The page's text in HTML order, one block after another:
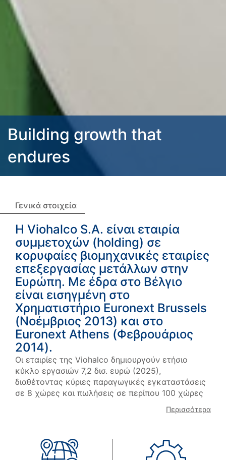
Building growth that
endures
Γενικά στοιχεία
Η Viohalco S.A. είναι εταιρία
συμμετοχών (holding) σε
κορυφαίες βιομηχανικές εταιρίες
επεξεργασίας μετάλλων στην
Ευρώπη. Με έδρα στο Βέλγιο
είναι εισηγμένη στο
Χρηματιστήριο Euronext Brussels
(Νοέμβριος 2013) και στο
Euronext Athens (Φεβρουάριος
2014).
Οι εταιρίες της Viohalco δημιουργούν ετήσιο
κύκλο εργασιών 7,2 δισ. ευρώ (2025),
διαθέτοντας κύριες παραγωγικές εγκαταστάσεις
σε 8 χώρες και πωλήσεις σε περίπου 100 χώρες
Περισσότερα